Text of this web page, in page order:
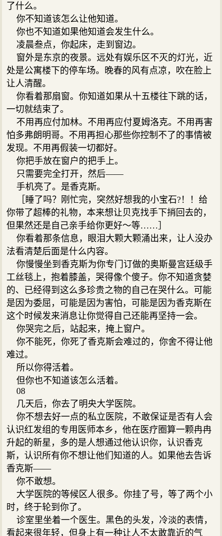
了什么。
你不知道该怎么让他知道。
你也不知道如果他知道会发生什么。
凌晨叁点，你起床，走到窗边。
窗外是东京的夜景。远处有娱乐区不灭的灯光，近
处是公寓楼下的停车场。晚春的风有点凉，吹在脸上
让人清醒。
你看着那扇窗。你知道如果从十五楼往下跳的话，
一切就结束了。
不用再应付加林。不用再应付夏姆洛克。不用再害
怕多弗朗明哥。不用再担心那些你控制不了的事情被
发现。不用再假装一切都好。
你把手放在窗户的把手上。
只需要完全打开，然后——
手机亮了。是香克斯。
［睡了吗？刚忙完，突然好想我的小宝石?！！给
你带了超棒的礼物，本来想让贝克找手下捎回去的，
但果然还是自己亲手给你更好～等……］
你看着那条信息，眼泪大颗大颗涌出来，让人没办
法看清楚后面是什么内容。
你慢慢坐到香克斯为你专门订做的奥斯曼宫廷级手
工丝毯上，抱着膝盖，哭得像个傻子。你不知道贪婪
的、已经得到这么多珍贵之物的自己在哭什么。可能
是因为委屈，可能是因为害怕，可能是因为香克斯在
这个时候发来消息让你觉得自己还能再坚持一会。
你哭完之后，站起来，掩上窗户。
你不能死，你死了香克斯会难过的，你舍不得让他
难过。
所以你得活着。
但你也不知道该怎么活着。
08
几天后，你去了明央大学医院。
你不想去好一点的私立医院，不敢保证是否有人会
认识红发组的专用医师本乡，他在医疗圈算一颗冉冉
升起的新星，多的是人想通过他认识你，认识香克
斯，认识所有你不想让他们知道的人。如果他去告诉
香克斯——
你不敢想。
大学医院的等候区人很多。你挂了号，等了两个小
时，终于轮到你了。
诊室里坐着一个医生。黑色的头发，冷淡的表情，
看起来很年轻，但身上有一种让人不太敢靠近的气